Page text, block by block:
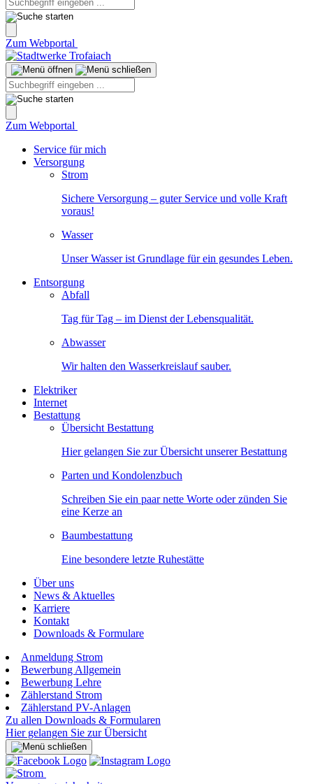
Zum Webportal
Zum Webportal
Service für mich
Versorgung
Strom
Sichere Versorgung – guter Service und volle Kraft
voraus!
Wasser
Unser Wasser ist Grundlage für ein gesundes Leben.
Entsorgung
Abfall
Tag für Tag – im Dienst der Lebensqualität.
Abwasser
Wir halten den Wasserkreislauf sauber.
Elektriker
Internet
Bestattung
Übersicht Bestattung
Hier gelangen Sie zur Übersicht unserer Bestattung
Parten und Kondolenzbuch
Schreiben Sie ein paar nette Worte oder zünden Sie
eine Kerze an
Baumbestattung
Eine besondere letzte Ruhestätte
Über uns
News & Aktuelles
Karriere
Kontakt
Downloads & Formulare
Anmeldung Strom
Bewerbung Allgemein
Bewerbung Lehre
Zählerstand Strom
Zählerstand PV-Anlagen
Zu allen Downloads & Formularen
Hier gelangen Sie zur Übersicht